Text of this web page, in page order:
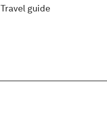
Travel guide